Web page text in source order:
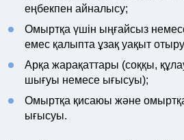
еңбекпен айналысу;
Омыртқа үшін ыңғайсыз
емес қалыпта ұзақ уақыт
Арқа жарақаттары (соққы,
шығуы немесе ығысуы);
Омыртқа қисаюы және
ығысуы.